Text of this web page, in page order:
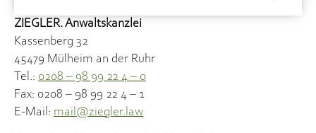
ZIEGLER. Anwaltskanzlei
Kassenberg 32
45479 Mülheim an der Ruhr
Tel.: 0208 – 98 99 22 4 – 0
Fax: 0208 – 98 99 22 4 – 1
E-Mail: mail@ziegler.law